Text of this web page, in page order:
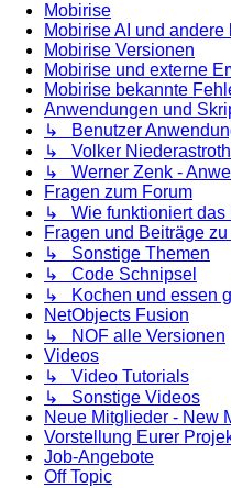
Mobirise
Mobirise AI und
Mobirise Versionen
Mobirise und externe
Mobirise bekannte
Anwendungen und
↳ Benutzer
↳ Volker
↳ Werner Zenk -
Fragen zum Forum
↳ Wie funktioniert das
Fragen und Beiträge
↳ Sonstige Themen
↳ Code Schnipsel
↳ Kochen und essen
NetObjects Fusion
↳ NOF alle Versionen
Videos
↳ Video Tutorials
↳ Sonstige Videos
Neue Mitglieder - New
Vorstellung Eurer
Job-Angebote
Off Topic